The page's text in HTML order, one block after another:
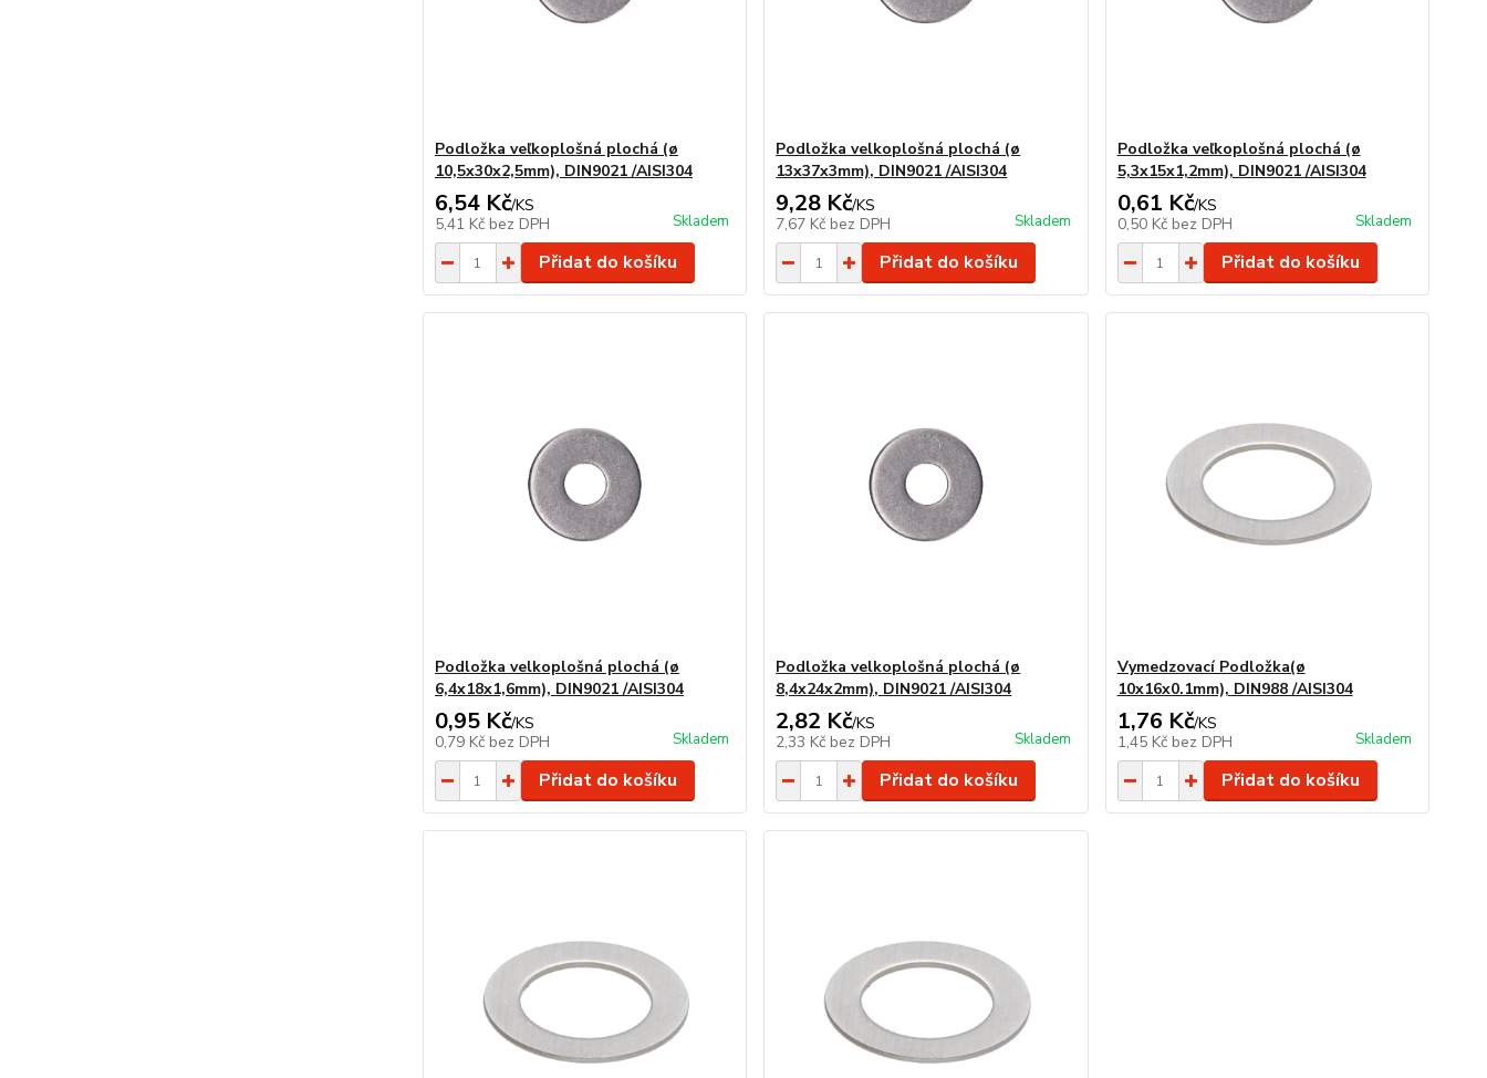
Podložka veľkoplošná plochá (ø
10,5x30x2,5mm), DIN9021 /AISI304
6,54 Kč/KS
5,41 Kč bez DPH Skladem
Přidat do košíku
Podložka velkoplošná plochá (ø
13x37x3mm), DIN9021 /AISI304
9,28 Kč/KS
7,67 Kč bez DPH Skladem
Přidat do košíku
Podložka veľkoplošná plochá (ø
5,3x15x1,2mm), DIN9021 /AISI304
0,61 Kč/KS
0,50 Kč bez DPH Skladem
Přidat do košíku
Podložka velkoplošná plochá (ø
6,4x18x1,6mm), DIN9021 /AISI304
0,95 Kč/KS
0,79 Kč bez DPH Skladem
Přidat do košíku
Podložka velkoplošná plochá (ø
8,4x24x2mm), DIN9021 /AISI304
2,82 Kč/KS
2,33 Kč bez DPH Skladem
Přidat do košíku
Vymedzovací Podložka(ø
10x16x0.1mm), DIN988 /AISI304
1,76 Kč/KS
1,45 Kč bez DPH Skladem
Přidat do košíku